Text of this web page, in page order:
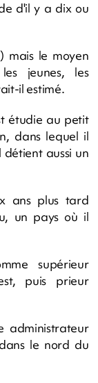
d'il y a dix ou
mais le moyen
jeunes, les
il estimé.
étudie au petit
dans lequel il
aussi un
ans plus tard
un pays où il
supérieur
puis prieur
administrateur
le nord du